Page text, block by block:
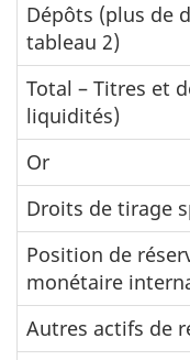
Dépôts (plus de
tableau 2)
Total – Titres et
liquidités)
Or
Droits de tirage
Position de
monétaire
Autres actifs de